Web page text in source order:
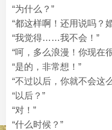
“为什么？”
“都这样啊！还用说吗？
“我觉得……我不会！”
“呵，多么浪漫！你现在
“是的，非常想！”
“不过以后，你就不会这
“以后？”
“对！”
“什么时候？”